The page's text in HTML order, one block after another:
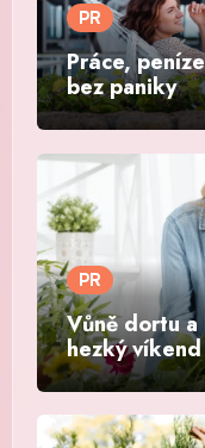
PR
Práce,
bez paniky
PR
Vůně dortu
hezký víkend